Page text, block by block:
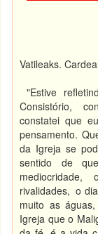
Vatileaks.
"Estive
Consistório,
constatei que
pensamento.
da Igreja se
sentido de
rivalidades, o
muito as
Igreja que o